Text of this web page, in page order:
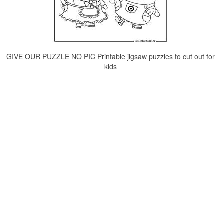
GIVE OUR PUZZLE NO PIC Printable jigsaw puzzles to cut out for
kids